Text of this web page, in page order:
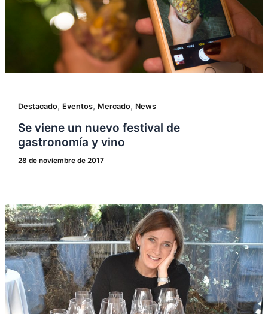
Destacado, Eventos, Mercado, News
Se viene un nuevo festival de
gastronomía y vino
28 de noviembre de 2017